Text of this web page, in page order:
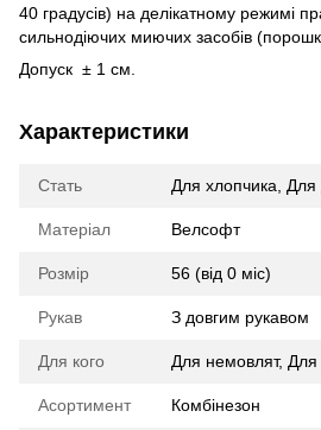
40 градусів) на делікатному режимі
сильнодіючих миючих засобів
Допуск ± 1 см.
Характеристики
Стать Для хлопчика Для
Матеріал Велсофт
Розмір 56 (від 0 міс)
Рукав З довгим рукавом
Для кого Для немовлят, Для
Асортимент Комбінезон